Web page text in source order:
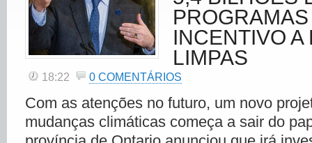
INCENTIVO A
LIMPAS
18:22 0 COMENTÁRIOS
Com as atenções no futuro, um novo
mudanças climáticas começa a sair do